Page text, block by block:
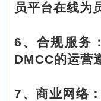
员平台在线为
6、合规服务
DMCC的运营
7、商业网络